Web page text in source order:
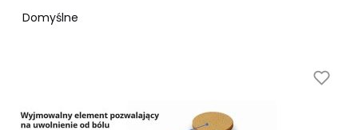
Domyślne